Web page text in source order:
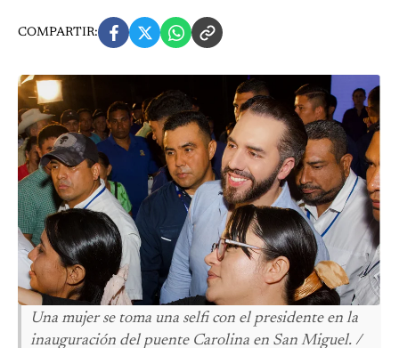
COMPARTIR:
Una mujer se toma una selfi con el presidente en la
inauguración del puente Carolina en San Miguel. /